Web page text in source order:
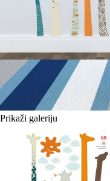
Prikaži galeriju